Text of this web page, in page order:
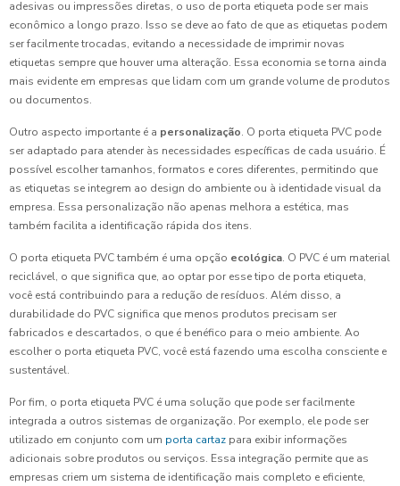
adesivas ou impressões diretas, o uso de porta etiqueta pode ser mais
econômico a longo prazo. Isso se deve ao fato de que as etiquetas podem
ser facilmente trocadas, evitando a necessidade de imprimir novas
etiquetas sempre que houver uma alteração. Essa economia se torna ainda
mais evidente em empresas que lidam com um grande volume de produtos
ou documentos.
Outro aspecto importante é a personalização. O porta etiqueta PVC pode
ser adaptado para atender às necessidades específicas de cada usuário. É
possível escolher tamanhos, formatos e cores diferentes, permitindo que
as etiquetas se integrem ao design do ambiente ou à identidade visual da
empresa. Essa personalização não apenas melhora a estética, mas
também facilita a identificação rápida dos itens.
O porta etiqueta PVC também é uma opção ecológica. O PVC é um material
reciclável, o que significa que, ao optar por esse tipo de porta etiqueta,
você está contribuindo para a redução de resíduos. Além disso, a
durabilidade do PVC significa que menos produtos precisam ser
fabricados e descartados, o que é benéfico para o meio ambiente. Ao
escolher o porta etiqueta PVC, você está fazendo uma escolha consciente e
sustentável.
Por fim, o porta etiqueta PVC é uma solução que pode ser facilmente
integrada a outros sistemas de organização. Por exemplo, ele pode ser
utilizado em conjunto com um porta cartaz para exibir informações
adicionais sobre produtos ou serviços. Essa integração permite que as
empresas criem um sistema de identificação mais completo e eficiente,